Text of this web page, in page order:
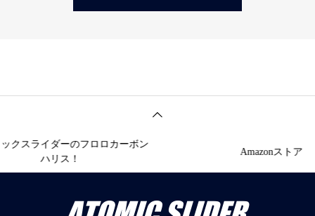
クスライダーのフロロカーボン
ハリス！
Amazonストア